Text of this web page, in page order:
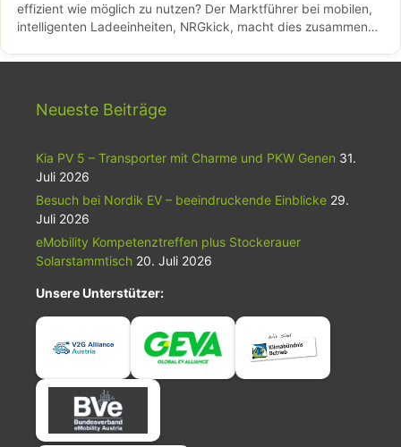
effizient wie möglich zu nutzen? Der Marktführer bei mobilen,
intelligenten Ladeeinheiten, NRGkick, macht dies zusammen
Tank“ wird Wirklichkeit!
Neueste Beiträge
Kia PV 5 – Transporter mit Charme und PKW Genen 31.
Juli 2026
Besuch bei Nordik EV – beeindruckende Einblicke 29.
Juli 2026
eMobility Kompetenztreffen plus Stockerauer
Solarstammtisch 20. Juli 2026
Unsere Unterstützer: